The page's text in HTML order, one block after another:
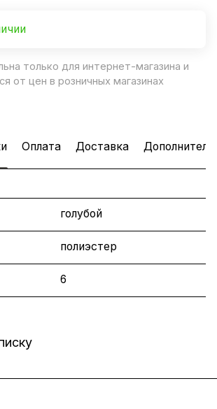
только для интернет-магазина и
от цен в розничных магазинах
Оплата Доставка
голубой
полиэстер
6